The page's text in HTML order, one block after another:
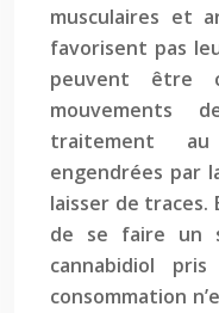
musculaires et
favorisent pas
peuvent être
mouvements
traitement
engendrées par
laisser de traces.
de se faire un
cannabidiol
consommation